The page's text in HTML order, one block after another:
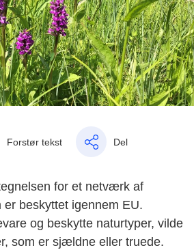
Forstør tekst Del
for et netværk af
er beskyttet igennem EU.
og beskytte naturtyper, vilde
som er sjældne eller truede.